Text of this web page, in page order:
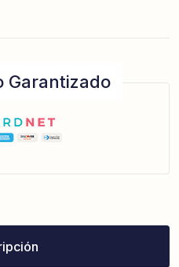
Garantizado